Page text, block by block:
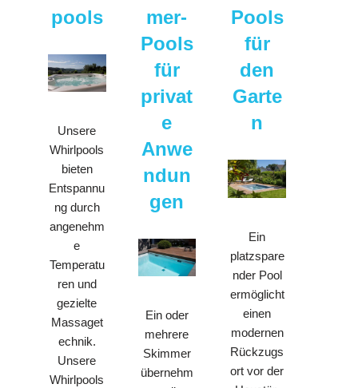
pools
Unsere
Whirlpools
bieten
Entspannu
ng durch
angenehm
e
Temperatu
ren und
gezielte
Massaget
echnik.
Unsere
Whirlpools
mer-
Pools
für
privat
e
Anwe
ndun
gen
Ein oder
mehrere
Skimmer
übernehm
Pools
für
den
Garte
n
Ein
platzspare
nder Pool
ermöglicht
einen
modernen
Rückzugs
ort vor der